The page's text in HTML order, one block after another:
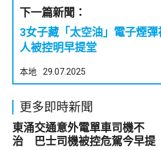
下一篇新聞：
3女子藏「太空油」電子煙
人被控明早提堂
本地 29.07.2025
更多即時新聞
東涌交通意外電單車司機不
治 巴士司機被控危駕今早提